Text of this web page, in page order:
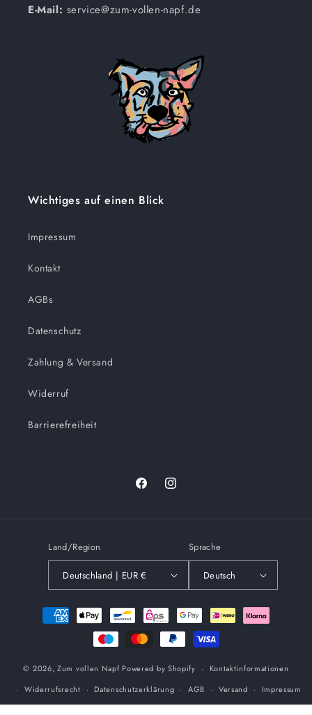
E-Mail: service@zum-vollen-napf.de
Wichtiges auf einen Blick
Impressum
Kontakt
AGBs
Datenschutz
Zahlung & Versand
Widerruf
Barrierefreiheit
FacebookInstagram
Land/Region
Deutschland | EUR €
Sprache
Deutsch
Zahlungsmethoden
© 2026,Zum vollen Napf Powered by Shopify
Kontaktinformationen
Widerrufsrecht
Datenschutzerklärung AGB Versand Impressum